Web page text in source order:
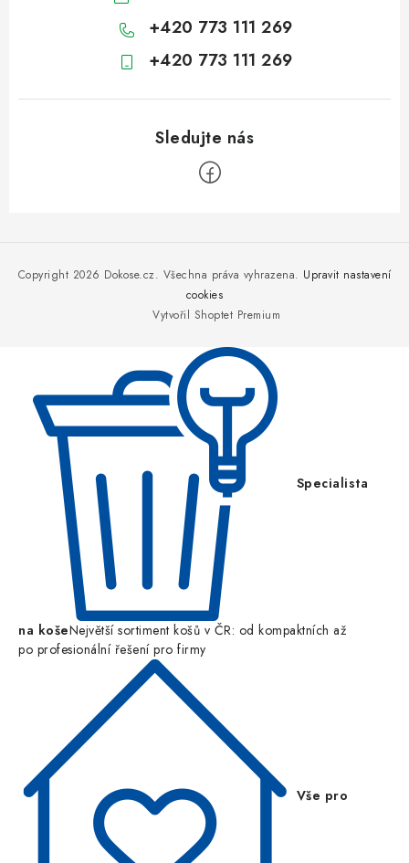
+420 773 111 269
+420 773 111 269
Vytvořil Shoptet Premium
Copyright 2026 Dokose.cz. Všechna práva vyhrazena. Upravit nastavení
cookies
Specialista
na košeNejvětší sortiment košů v ČR: od kompaktních až
po profesionální řešení pro firmy
Vše pro